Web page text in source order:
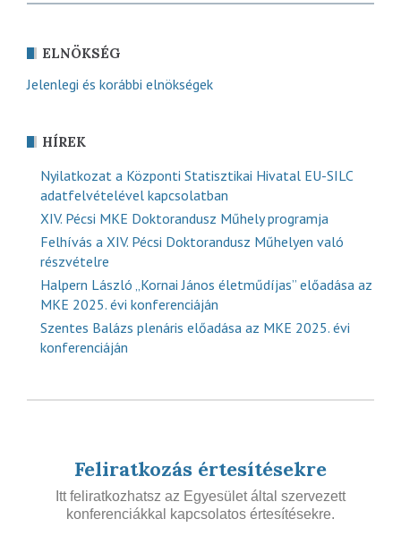
ELNÖKSÉG
Jelenlegi és korábbi elnökségek
HÍREK
Nyilatkozat a Központi Statisztikai Hivatal EU-SILC
adatfelvételével kapcsolatban
XIV. Pécsi MKE Doktorandusz Műhely programja
Felhívás a XIV. Pécsi Doktorandusz Műhelyen való
részvételre
Halpern László „Kornai János életműdíjas” előadása az
MKE 2025. évi konferenciáján
Szentes Balázs plenáris előadása az MKE 2025. évi
konferenciáján
Feliratkozás értesítésekre
Itt feliratkozhatsz az Egyesület által szervezett
konferenciákkal kapcsolatos értesítésekre.